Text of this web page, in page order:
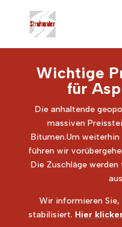
Wichtige
für
Die anhaltende
massiven
Bitumen.Um weiterhin
führen wir
Die Zuschläge
Wir informieren Sie,
stabilisiert. Hier